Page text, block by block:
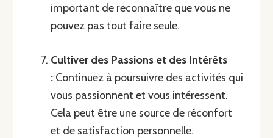
important de reconnaître que vous ne
pouvez pas tout faire seule.
Cultiver des Passions et des Intérêts
: Continuez à poursuivre des activités qui
vous passionnent et vous intéressent.
Cela peut être une source de réconfort
et de satisfaction personnelle.